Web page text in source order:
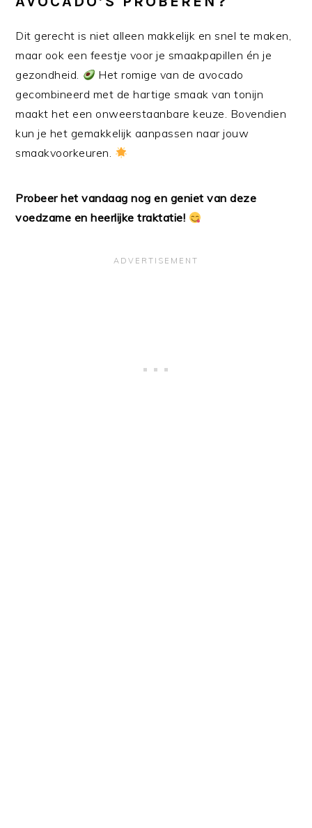
Dit gerecht is niet alleen makkelijk en snel te maken,
maar ook een feestje voor je smaakpapillen én je
gezondheid.
Het romige van de avocado
gecombineerd met de hartige smaak van tonijn
maakt het een onweerstaanbare keuze. Bovendien
kun je het gemakkelijk aanpassen naar jouw
smaakvoorkeuren.
Probeer het vandaag nog en geniet van deze
voedzame en heerlijke traktatie!